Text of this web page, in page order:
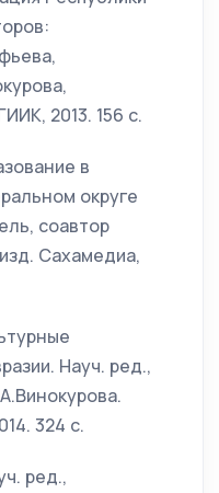
2013. 156 с.
в
округе
соавтор
Сахамедиа,
Науч. ред.,
324 с.
ред.,